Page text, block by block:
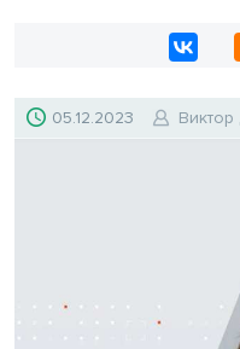
05.12.2023